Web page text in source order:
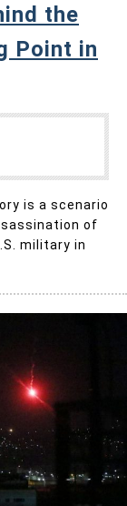
the
Point in
is a scenario
of
military in